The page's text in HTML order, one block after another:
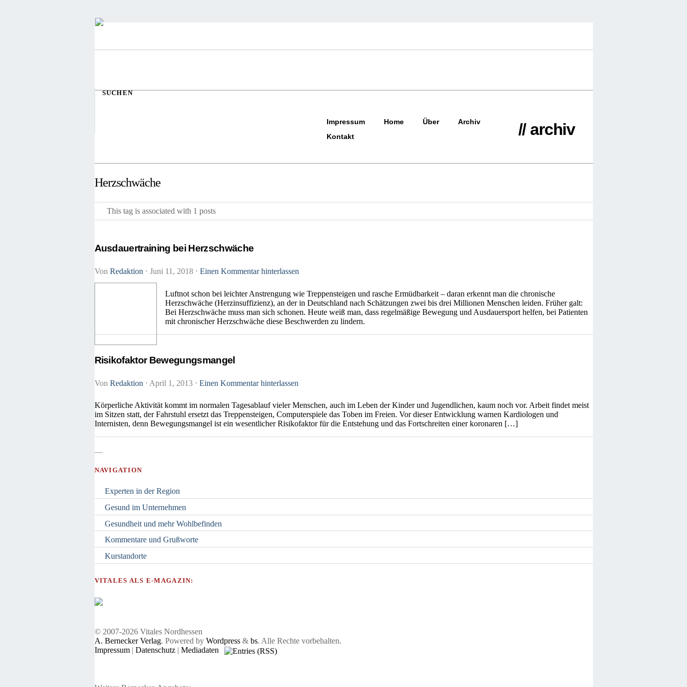
SUCHEN
Impressum Home Über
Archiv
Kontakt
// archiv
Herzschwäche
This tag is associated with 1 posts
Ausdauertraining bei Herzschwäche
Von Redaktion ⋅ Juni 11, 2018 ⋅ Einen Kommentar hinterlassen
Luftnot schon bei leichter Anstrengung wie Treppensteigen und rasche Ermüdbarkeit – daran erkennt man die chronische
Herzschwäche (Herzinsuffizienz), an der in Deutschland nach Schätzungen zwei bis drei Millionen Menschen leiden. Früher galt:
Bei Herzschwäche muss man sich schonen. Heute weiß man, dass regelmäßige Bewegung und Ausdauersport helfen, bei Patienten
mit chronischer Herzschwäche diese Beschwerden zu lindern.
Risikofaktor Bewegungsmangel
Von Redaktion ⋅ April 1, 2013 ⋅ Einen Kommentar hinterlassen
Körperliche Aktivität kommt im normalen Tagesablauf vieler Menschen, auch im Leben der Kinder und Jugendlichen, kaum noch vor. Arbeit findet meist
im Sitzen statt, der Fahrstuhl ersetzt das Treppensteigen, Computerspiele das Toben im Freien. Vor dieser Entwicklung warnen Kardiologen und
Internisten, denn Bewegungsmangel ist ein wesentlicher Risikofaktor für die Entstehung und das Fortschreiten einer koronaren […]
—
NAVIGATION
Experten in der Region
Gesund im Unternehmen
Gesundheit und mehr Wohlbefinden
Kommentare und Grußworte
Kurstandorte
VITALES ALS E-MAGAZIN:
© 2007-2026 Vitales Nordhessen
A. Bernecker Verlag. Powered by Wordpress& bs. Alle Rechte vorbehalten.
Impressum| Datenschutz| Mediadaten